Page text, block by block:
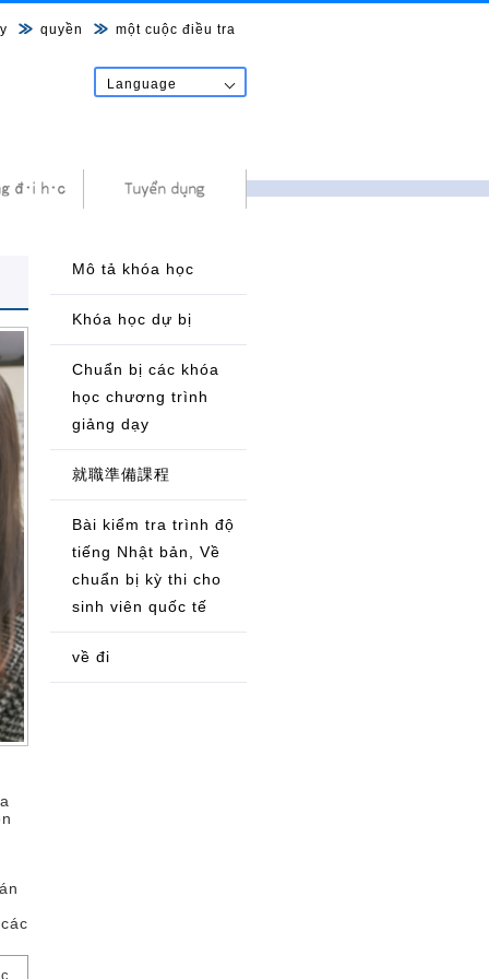
quyền một cuộc điều tra
Language
Mô tả khóa học
Khóa học dự bị
Chuẩn bị các khóa
học chương trình
giảng dạy
就職準備課程
Bài kiểm tra trình độ
tiếng Nhật bản, Về
chuẩn bị kỳ thi cho
sinh viên quốc tế
về đi